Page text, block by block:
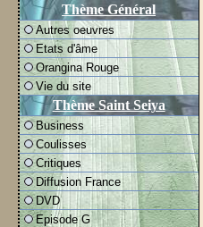
Thème Général
Autres oeuvres
Etats d'âme
Orangina Rouge
Vie du site
Thème Saint Seiya
Business
Coulisses
Critiques
Diffusion France
DVD
Episode G